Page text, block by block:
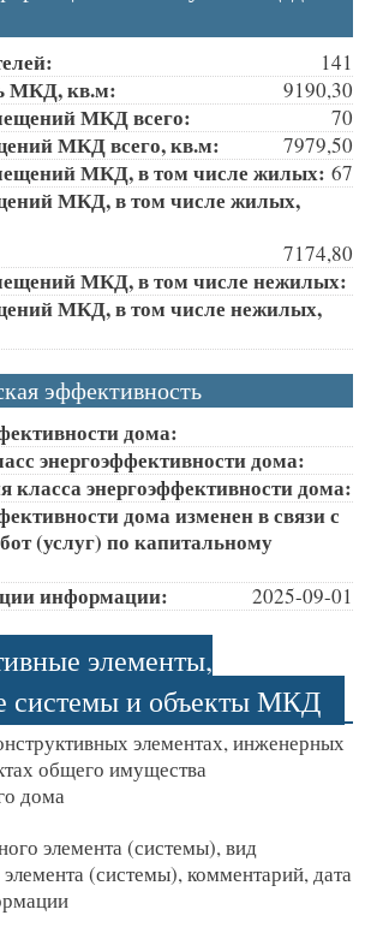
141
МКД, кв.м: 9190,30
МКД всего: 70
МКД всего, кв.м: 7979,50
МКД, в том числе жилых: 67
МКД, в том числе жилых,
7174,80
МКД, в том числе нежилых:
МКД, в том числе нежилых,
эффективность
дома:
энергоэффективности дома:
класса энергоэффективности дома:
дома изменен в связи с
(услуг) по капитальному
информации:
2025-09-01
элементы,
системы и объекты МКД
элементах, инженерных
общего имущества
дома
элемента (системы), вид
элемента (системы), комментарий, дата